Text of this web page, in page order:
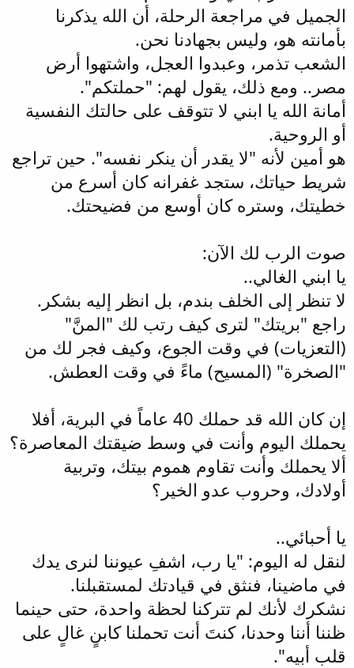
الجميل في مراجعة الرحلة، أن الله يذكرنا
بأمانته هو، وليس بجهادنا نحن.
الشعب تذمر، وعبدوا العجل، واشتهوا أرض
مصر.. ومع ذلك، يقول لهم: "حملتكم".
أمانة الله يا ابني لا تتوقف على حالتك النفسية
أو الروحية.
هو أمين لأنه "لا يقدر أن ينكر نفسه". حين تراجع
شريط حياتك، ستجد غفرانه كان أسرع من
خطيتك، وستره كان أوسع من فضيحتك.
صوت الرب لك الآن:
يا ابني الغالي..
لا تنظر إلى الخلف بندم، بل انظر إليه بشكر.
راجع "بريتك" لترى كيف رتب لك "المنَّ"
(التعزيات) في وقت الجوع، وكيف فجر لك من
"الصخرة" (المسيح) ماءً في وقت العطش.
إن كان الله قد حملك 40 عاماً في البرية، أفلا
يحملك اليوم وأنت في وسط ضيقتك المعاصرة؟
ألا يحملك وأنت تقاوم هموم بيتك، وتربية
أولادك، وحروب عدو الخير؟
يا أحبائي..
لنقل له اليوم: "يا رب، اشفِ عيوننا لنرى يدك
في ماضينا، فنثق في قيادتك لمستقبلنا.
نشكرك لأنك لم تتركنا لحظة واحدة، حتى حينما
ظننا أننا وحدنا، كنتَ أنت تحملنا كابنٍ غالٍ على
قلب أبيه".